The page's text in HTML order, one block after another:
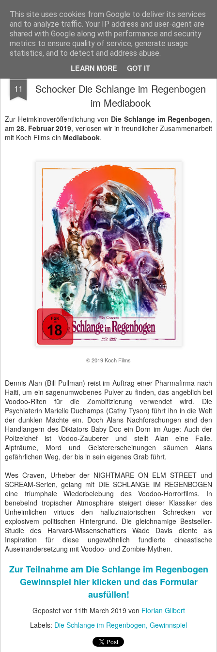
This site uses cookies from Google to deliver its services
and to analyze traffic. Your IP address and user-agent are
shared with Google along with performance and security
metrics to ensure quality of service, generate usage
statistics, and to detect and address abuse.
LEARN MORE GOT IT
MyKinoTrailer
Pages
11
Gewinnt Wes Cravens Zombie-Voodoo-
Schocker Die Schlange im Regenbogen
im Mediabook
Zur Heimkinoveröffentlichung von Die Schlange im Regenbogen,
am28. Februar 2019, verlosen wir in freundlicher Zusammenarbeit
mit Koch Films ein Mediabook.
© 2019 Koch Films
Dennis Alan (Bill Pullman) reist im Auftrag einer Pharmafirma nach
Haiti, um ein sagenumwobenes Pulver zu finden, das angeblich bei
Voodoo-Riten für die Zombifizierung verwendet wird. Die
Psychiaterin Marielle Duchamps (Cathy Tyson) führt ihn in die Welt
der dunklen Mächte ein. Doch Alans Nachforschungen sind den
Handlangern des Diktators Baby Doc ein Dorn im Auge: Auch der
Polizeichef ist Vodoo-Zauberer und stellt Alan eine Falle.
Alpträume, Mord und Geistererscheinungen säumen Alans
gefährlichen Weg, der bis in sein eigenes Grab führt.
Wes Craven, Urheber der NIGHTMARE ON ELM STREET und
SCREAM-Serien, gelang mit DIE SCHLANGE IM REGENBOGEN
eine triumphale Wiederbelebung des Voodoo-Horrorfilms. In
benebelnd tropischer Atmosphäre steigert dieser Klassiker des
Unheimlichen virtuos den halluzinatorischen Schrecken vor
explosivem politischen Hintergrund. Die gleichnamige Bestseller-
Studie des Harvard-Wissenschaftlers Wade Davis diente als
Inspiration für diese ungewöhnlich fundierte cineastische
Auseinandersetzung mit Voodoo- und Zombie-Mythen.
Zur Teilnahme am Die Schlange im Regenbogen
Gewinnspiel hier klicken und das Formular
ausfüllen!
Gepostet vor 11th March 2019 von Florian Gilbert
Labels: Die Schlange im Regenbogen Gewinnspiel